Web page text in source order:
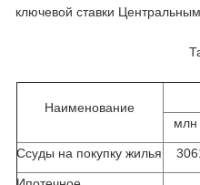
ключевой ставки
Наименование
млн
Ссуды на покупку жилья